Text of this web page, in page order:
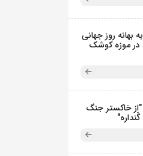
بهانه روز جهانی
موزه کوشک
"از خاکستر جنگ